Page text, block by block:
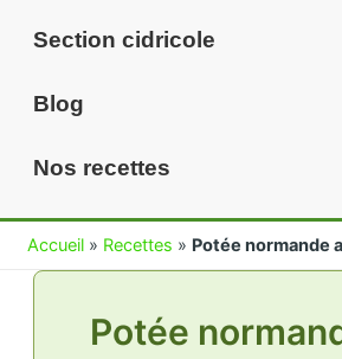
Section cidricole
Blog
Nos recettes
Accueil » Recettes » Potée normande
Potée